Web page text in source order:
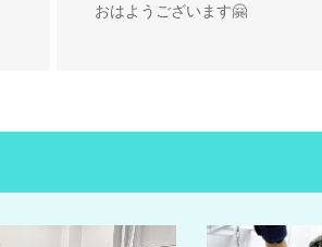
おはようございます🤗